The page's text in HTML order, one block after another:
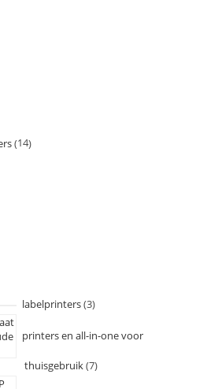
14
labelprinters 3
printers en all-in-one voor
thuisgebruik 7